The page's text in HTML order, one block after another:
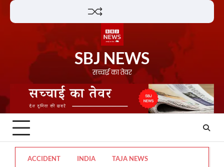
Skip
SBJ NEWS
सच्चाई का तेवर
ACCIDENT INDIA TAJA NEWS